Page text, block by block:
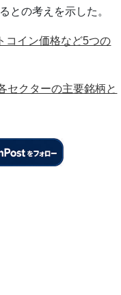
との考えを示した。
コイン価格など5つの
クターの主要銘柄と